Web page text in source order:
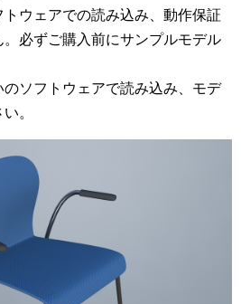
トウェアでの読み込み、動作保証
必ずご購入前にサンプルモデル
ソフトウェアで読み込み、モデ
。